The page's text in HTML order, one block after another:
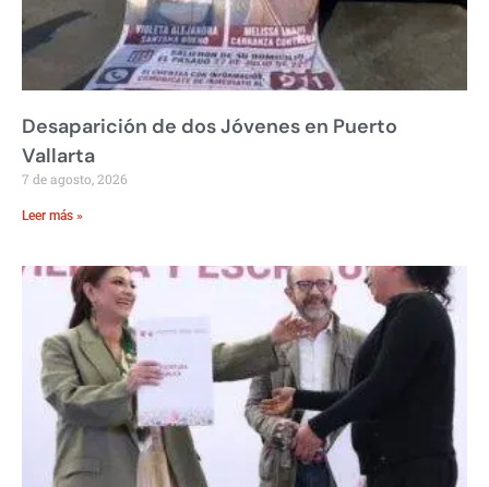
Desaparición de dos Jóvenes en Puerto
Vallarta
7 de agosto, 2026
Leer más »